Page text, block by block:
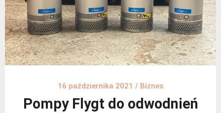
16 października 2021 / Biznes
Pompy Flygt do odwodnień